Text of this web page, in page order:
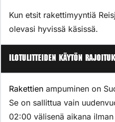
Kun etsit rakettimyyntiä
olevasi hyvissä käsissä.
Ilotulitteiden käytön
Rakettien ampuminen on
Se on sallittua vain
02:00 välisenä aikana